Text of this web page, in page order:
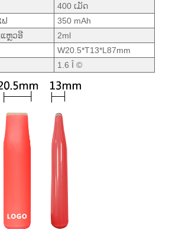
400 ເມັດ
350 mAh
ຫຼວອີ
2ml
W20.5*T13*L87mm
1.6 Î ©